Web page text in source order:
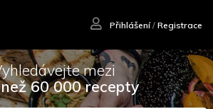
Přihlášení/ Registrace
mezi
60 000 recepty